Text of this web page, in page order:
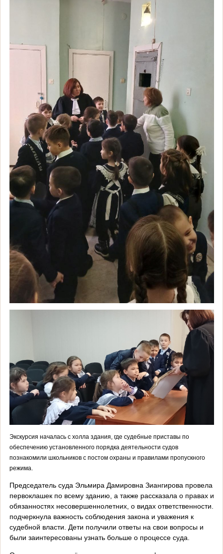
Экскурсия началась с холла здания, где судебные приставы по
обеспечению установленного порядка деятельности судов
познакомили школьников с постом охраны и правилами пропускного
режима.
Председатель суда Эльмира Дамировна Зиангирова провела
первоклашек по всему зданию, а также рассказала о правах и
обязанностях несовершеннолетних, о видах ответственности.
подчеркнула важность соблюдения закона и уважения к
судебной власти. Дети получили ответы на свои вопросы и
были заинтересованы узнать больше о процессе суда.